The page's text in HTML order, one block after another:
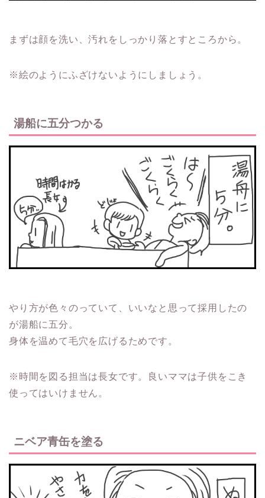
まずは顔を洗い、汚れをしっかり落とすところから。
※絵のようにふざけないようにしましょう。
湯船に五分つかる
やり方が色々のっていて、いいなと思って採用したの
が湯船に五分。
身体を温めて毛穴を広げるためです。
※時間を図る担当は長女です。良いママは子供をこき
使ってはいけません。
ニベア青缶を塗る